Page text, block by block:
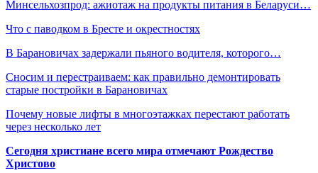
Минсельхозпрод: ажиотаж на продукты питания в Беларуси…
Что с паводком в Бресте и окрестностях
В Барановичах задержали пьяного водителя, которого…
Сносим и перестраиваем: как правильно демонтировать
старые постройки в Барановичах
Почему новые лифты в многоэтажках перестают работать
через несколько лет
Сегодня христиане всего мира отмечают Рождество
Христово